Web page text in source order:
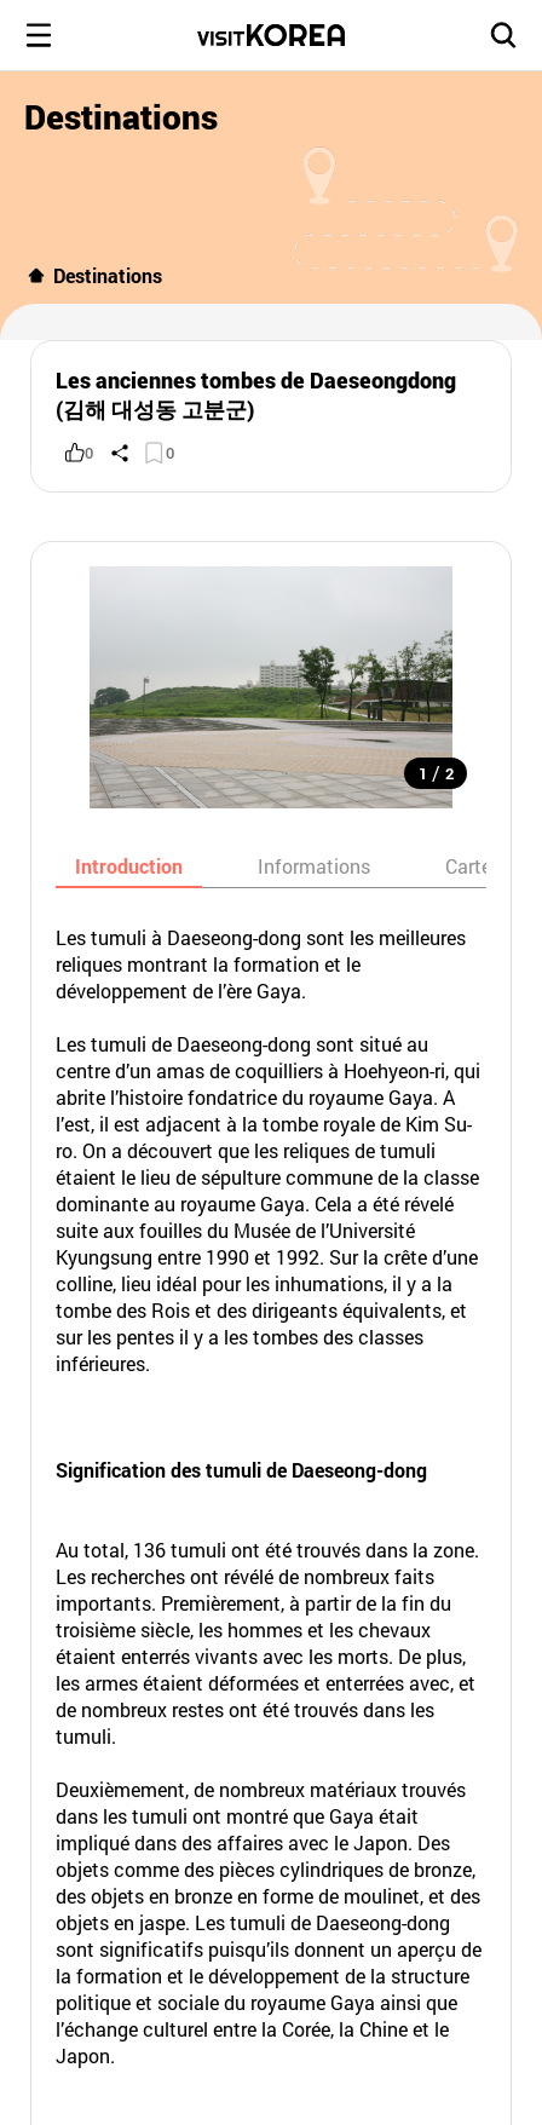
Destinations
Destinations
Les anciennes tombes de Daeseongdong
(김해 대성동 고분군)
0 0
1 / 2
Introduction Informations Carte
Les tumuli à Daeseong-dong sont les meilleures
reliques montrant la formation et le
développement de l’ère Gaya.
Les tumuli de Daeseong-dong sont situé au
centre d’un amas de coquilliers à Hoehyeon-ri, qui
abrite l’histoire fondatrice du royaume Gaya. A
l’est, il est adjacent à la tombe royale de Kim Su-
ro. On a découvert que les reliques de tumuli
étaient le lieu de sépulture commune de la classe
dominante au royaume Gaya. Cela a été révelé
suite aux fouilles du Musée de l’Université
Kyungsung entre 1990 et 1992. Sur la crête d’une
colline, lieu idéal pour les inhumations, il y a la
tombe des Rois et des dirigeants équivalents, et
sur les pentes il y a les tombes des classes
inférieures.
Signification des tumuli de Daeseong-dong
Au total, 136 tumuli ont été trouvés dans la zone.
Les recherches ont révélé de nombreux faits
importants. Premièrement, à partir de la fin du
troisième siècle, les hommes et les chevaux
étaient enterrés vivants avec les morts. De plus,
les armes étaient déformées et enterrées avec, et
de nombreux restes ont été trouvés dans les
tumuli.
Deuxièmement, de nombreux matériaux trouvés
dans les tumuli ont montré que Gaya était
impliqué dans des affaires avec le Japon. Des
objets comme des pièces cylindriques de bronze,
des objets en bronze en forme de moulinet, et des
objets en jaspe. Les tumuli de Daeseong-dong
sont significatifs puisqu’ils donnent un aperçu de
la formation et le développement de la structure
politique et sociale du royaume Gaya ainsi que
l’échange culturel entre la Corée, la Chine et le
Japon.